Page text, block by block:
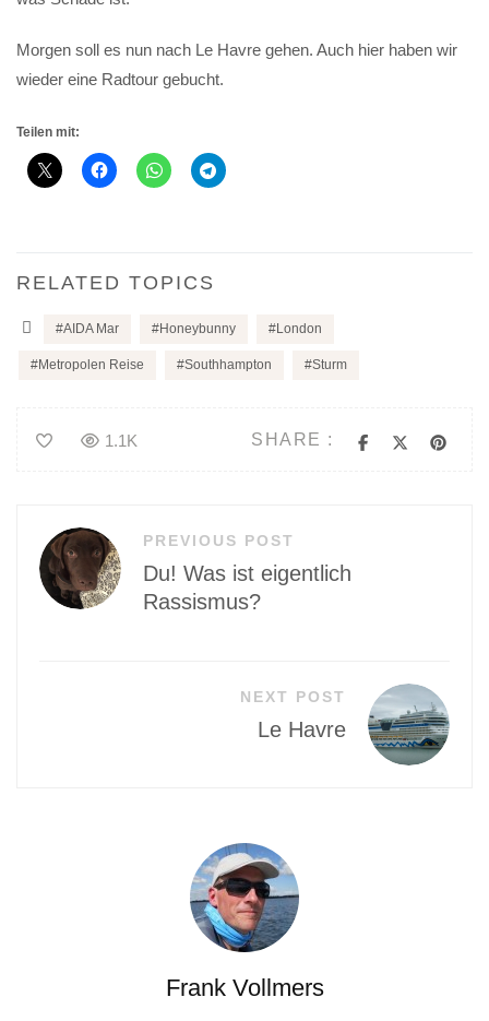
Morgen soll es nun nach Le Havre gehen. Auch hier haben wir
wieder eine Radtour gebucht.
Teilen mit:
RELATED TOPICS
AIDA Mar Honeybunny London
Metropolen Reise Southhampton Sturm
SHARE :
1.1K
Beitragsnavigation
PREVIOUS POST
Du! Was ist eigentlich
Rassismus?
NEXT POST
Le Havre
Frank Vollmers